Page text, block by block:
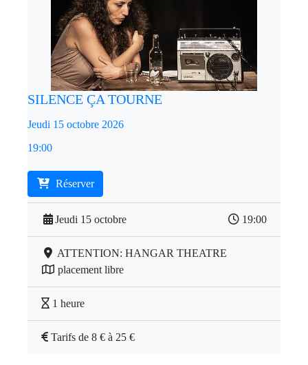
SILENCE ÇA TOURNE
Jeudi 15 octobre 2026
19:00
Réserver
Jeudi 15 octobre 19:00
ATTENTION: HANGAR THEATRE
placement libre
1 heure
Tarifs de 8 € à 25 €